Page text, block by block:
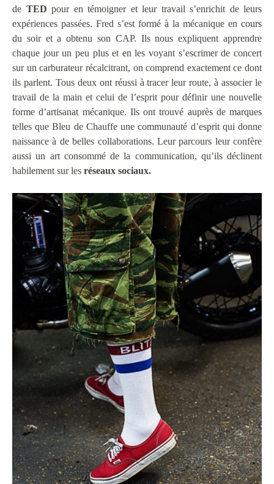
de TED pour en témoigner et leur travail s’enrichit de leurs
expériences passées. Fred s’est formé à la mécanique en cours
du soir et a obtenu son CAP. Ils nous expliquent apprendre
chaque jour un peu plus et en les voyant s’escrimer de concert
sur un carburateur récalcitrant, on comprend exactement ce dont
ils parlent. Tous deux ont réussi à tracer leur route, à associer le
travail de la main et celui de l’esprit pour définir une nouvelle
forme d’artisanat mécanique. Ils ont trouvé auprès de marques
telles que Bleu de Chauffe une communauté d’esprit qui donne
naissance à de belles collaborations. Leur parcours leur confère
aussi un art consommé de la communication, qu’ils déclinent
habilement sur les réseaux sociaux.